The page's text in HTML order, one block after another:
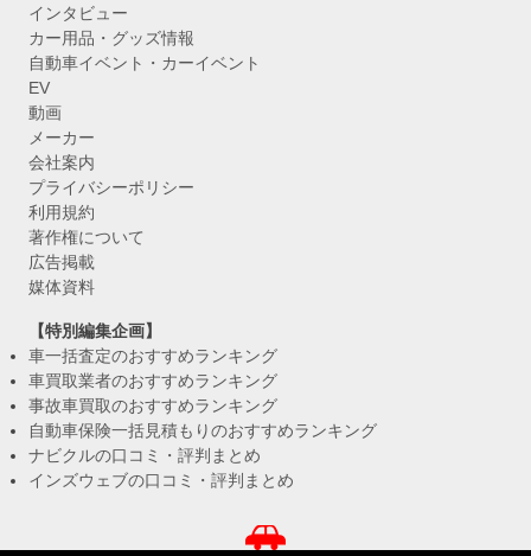
インタビュー
カー用品・グッズ情報
自動車イベント・カーイベント
EV
動画
メーカー
会社案内
プライバシーポリシー
利用規約
著作権について
広告掲載
媒体資料
【特別編集企画】
車一括査定のおすすめランキング
車買取業者のおすすめランキング
事故車買取のおすすめランキング
自動車保険一括見積もりのおすすめランキング
ナビクルの口コミ・評判まとめ
インズウェブの口コミ・評判まとめ